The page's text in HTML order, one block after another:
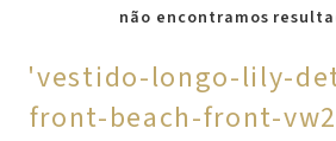
não encontramos
'vestido-longo-lily-
front-beach-front-